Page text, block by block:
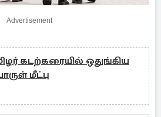
Advertisement
கடற்கரையில் ஒதுங்கிய
மீட்பு